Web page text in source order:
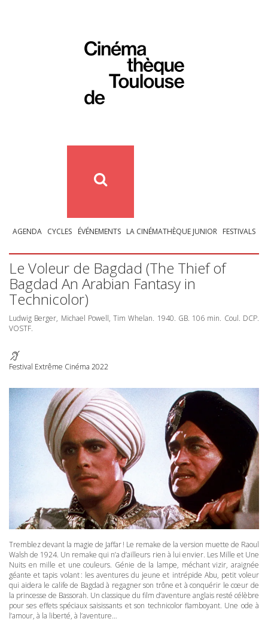
AGENDA CYCLES ÉVÉNEMENTS LA CINÉMATHÈQUE JUNIOR FESTIVALS
Le Voleur de Bagdad (The Thief of
Bagdad An Arabian Fantasy in
Technicolor)
Ludwig Berger, Michael Powell, Tim Whelan. 1940. GB. 106 min. Coul. DCP.
VOSTF.
Festival Extrême Cinéma 2022
Tremblez devant la magie de Jaffar ! Le remake de la version muette de Raoul
Walsh de 1924. Un remake qui n’a d’ailleurs rien à lui envier. Les Mille et Une
Nuits en mille et une couleurs. Génie de la lampe, méchant vizir, araignée
géante et tapis volant : les aventures du jeune et intrépide Abu, petit voleur
qui aidera le calife de Bagdad à regagner son trône et à conquérir le cœur de
la princesse de Bassorah. Un classique du film d’aventure anglais resté célèbre
pour ses effets spéciaux saisissants et son technicolor flamboyant. Une ode à
l’amour, à la liberté, à l’aventure…